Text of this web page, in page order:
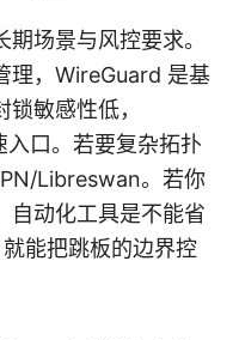
场景与风控要求。
理，WireGuard 是基
敏感性低，
口。若要复杂拓扑
Libreswan。若你
自动化工具是不能省
能把跳板的边界控